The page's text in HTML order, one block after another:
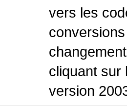
vers les
cliquant sur
version